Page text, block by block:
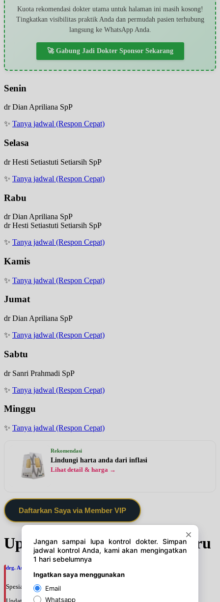
Kuota rekomendasi dokter utama untuk halaman ini masih kosong!
Tingkatkan visibilitas praktik Anda dan permudah pasien terhubung
langsung ke WhatsApp Anda.
🚀 Gabung Jadi Dokter Sponsor Sekarang
Senin
dr Dian Apriliana SpP
✨ Tanya jadwal (Respon Cepat)
Selasa
dr Hesti Setiastuti Setiarsih SpP
✨ Tanya jadwal (Respon Cepat)
Rabu
dr Dian Apriliana SpP
dr Hesti Setiastuti Setiarsih SpP
✨ Tanya jadwal (Respon Cepat)
Kamis
✨ Tanya jadwal (Respon Cepat)
Jumat
dr Dian Apriliana SpP
✨ Tanya jadwal (Respon Cepat)
Sabtu
dr Sanri Prahmadi SpP
✨ Tanya jadwal (Respon Cepat)
Minggu
✨ Tanya jadwal (Respon Cepat)
Rekomendasi
Lindungi harta anda dari inflasi
Lihat detail & harga →
Daftarkan Saya via Member VIP
Update Jadwal Dokter terbaru
drg. Astri Hapsari, SpBM
Spesialis: Gigi & Mulut